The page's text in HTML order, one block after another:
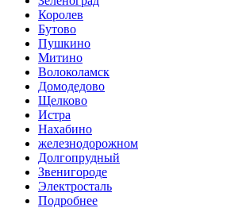
Королев
Бутово
Пушкино
Митино
Волоколамск
Домодедово
Щелково
Истра
Нахабино
железнодорожном
Долгопрудный
Звенигороде
Электросталь
Подробнее